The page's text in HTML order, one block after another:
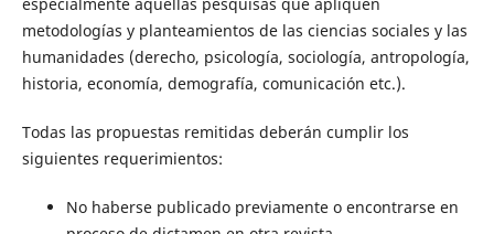
metodologías y planteamientos de las ciencias sociales y las
humanidades (derecho, psicología, sociología, antropología,
historia, economía, demografía, comunicación etc.).
Todas las propuestas remitidas deberán cumplir los
siguientes requerimientos:
No haberse publicado previamente o encontrarse en